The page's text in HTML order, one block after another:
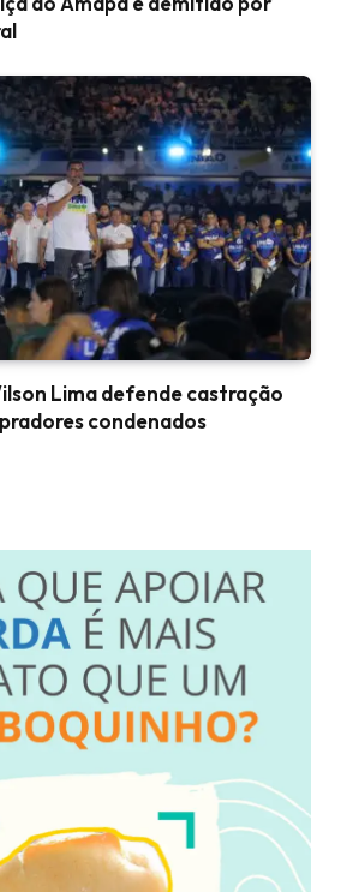
Lima defende castração
condenados